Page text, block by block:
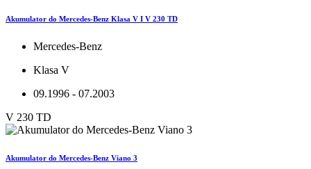
Akumulator do Mercedes-Benz Klasa V I V 230 TD
Mercedes-Benz
Klasa V
09.1996 - 07.2003
V 230 TD
Akumulator do Mercedes-Benz Viano 3